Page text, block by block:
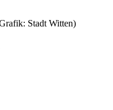
Stadt Witten)